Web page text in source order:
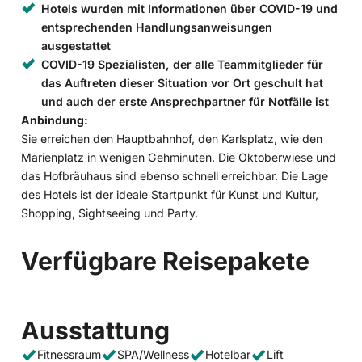
Hotels wurden mit Informationen über COVID-19 und
entsprechenden Handlungsanweisungen
ausgestattet
COVID-19 Spezialisten, der alle Teammitglieder für
das Auftreten dieser Situation vor Ort geschult hat
und auch der erste Ansprechpartner für Notfälle ist
Anbindung:
Sie erreichen den Hauptbahnhof, den Karlsplatz, wie den
Marienplatz in wenigen Gehminuten. Die Oktoberwiese und
das Hofbräuhaus sind ebenso schnell erreichbar. Die Lage
des Hotels ist der ideale Startpunkt für Kunst und Kultur,
Shopping, Sightseeing und Party.
Verfügbare Reisepakete
Ausstattung
Fitnessraum SPA/Wellness Hotelbar
Lift